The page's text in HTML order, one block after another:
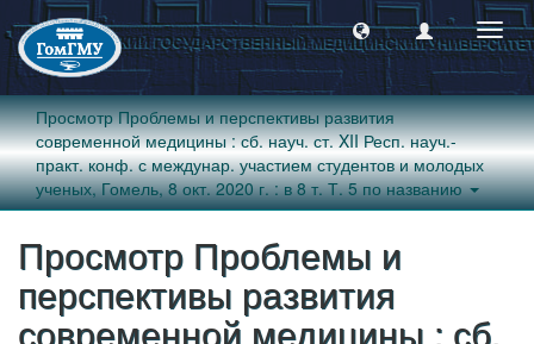
Просмотр Проблемы и перспективы развития
современной медицины : сб. науч. ст. XII Респ. науч.-
практ. конф. с междунар. участием студентов и молодых
ученых, Гомель, 8 окт. 2020 г. : в 8 т. Т. 5 по названию
Просмотр Проблемы и
перспективы развития
современной медицины : сб.